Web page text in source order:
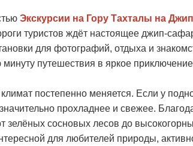
Экскурсии на Гору Тахталы на
туристов ждёт настоящее джип-
для фотографий, отдыха и
путешествия в яркое
постепенно меняется. Если у
прохладнее и свежее.
зелёных сосновых лесов до
для любителей природы,